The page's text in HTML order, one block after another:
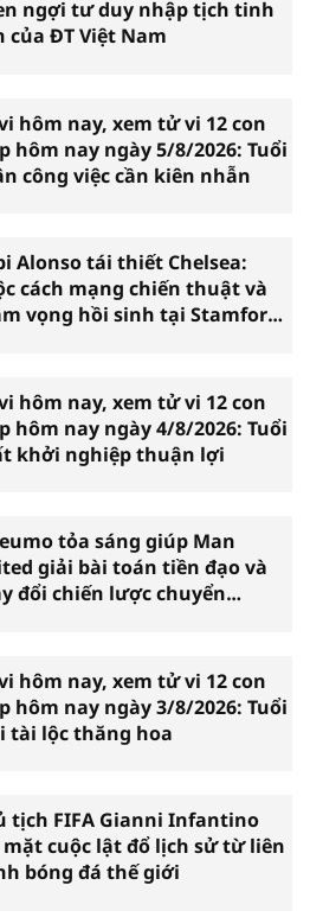
ngợi tư duy nhập tịch tinh
của ĐT Việt Nam
hôm nay, xem tử vi 12 con
hôm nay ngày 5/8/2026: Tuổi
công việc cần kiên nhẫn
Alonso tái thiết Chelsea:
cách mạng chiến thuật và
vọng hồi sinh tại Stamford
hôm nay, xem tử vi 12 con
hôm nay ngày 4/8/2026: Tuổi
khởi nghiệp thuận lợi
tỏa sáng giúp Man
giải bài toán tiền đạo và
đổi chiến lược chuyển
hôm nay, xem tử vi 12 con
hôm nay ngày 3/8/2026: Tuổi
tài lộc thăng hoa
tịch FIFA Gianni Infantino
cuộc lật đổ lịch sử từ liên
bóng đá thế giới